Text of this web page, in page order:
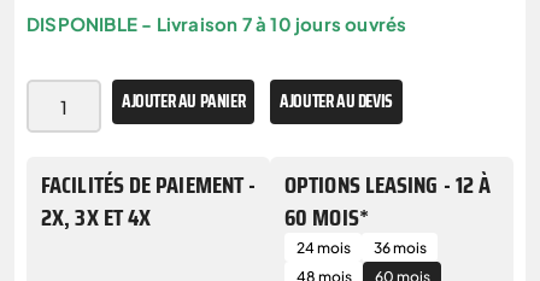
DISPONIBLE - Livraison 7 à 10 jours ouvrés
AJOUTER AU PANIER AJOUTER AU DEVIS
FACILITÉS DE PAIEMENT -
2X, 3X ET 4X
OPTIONS LEASING - 12 À
60 MOIS*
24 mois
36 mois
48 mois
60 mois